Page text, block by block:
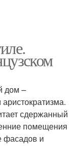
дом –
сдержанный
помещения
фасадов и